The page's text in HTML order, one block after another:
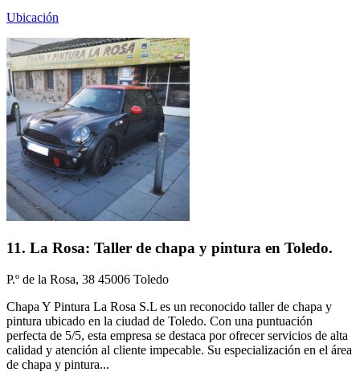
Ubicación
11. La Rosa: Taller de chapa y pintura en Toledo.
P.º de la Rosa, 38 45006 Toledo
Chapa Y Pintura La Rosa S.L es un reconocido taller de chapa y
pintura ubicado en la ciudad de Toledo. Con una puntuación
perfecta de 5/5, esta empresa se destaca por ofrecer servicios de alta
calidad y atención al cliente impecable. Su especialización en el área
de chapa y pintura...